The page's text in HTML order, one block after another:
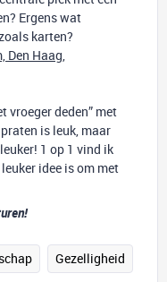
Ergens wat
karten?
Den Haag,
vroeger deden” met
is leuk, maar
1 op 1 vind ik
idee is om met
Gezelligheid